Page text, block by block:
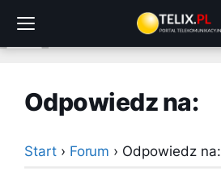
treści
Odpowiedz na:
Start › Forum › Odpowiedz na: